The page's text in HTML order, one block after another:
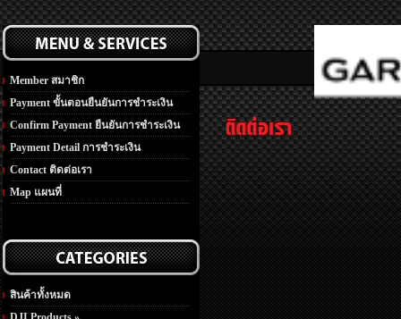
Member สมาชิก
Payment ขั้นตอนยืนยันการชำระเงิน
Confirm Payment ยืนยันการชำระเงิน
Payment Detail การชำระเงิน
Contact ติดต่อเรา
Map แผนที่
สินค้าทั้งหมด